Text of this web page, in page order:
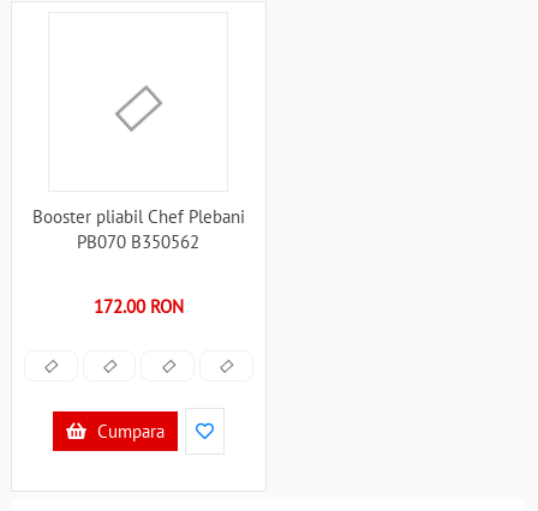
Booster pliabil Chef Plebani
PB070 B350562
172.00 RON
Cumpara